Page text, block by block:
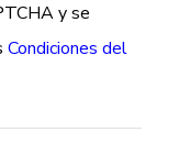
y se
Condiciones del